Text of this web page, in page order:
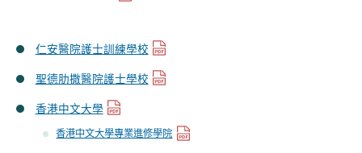
仁安醫院護士訓練學校
聖德肋撒醫院護士學校
香港中文大學
香港中文大學專業進修學院